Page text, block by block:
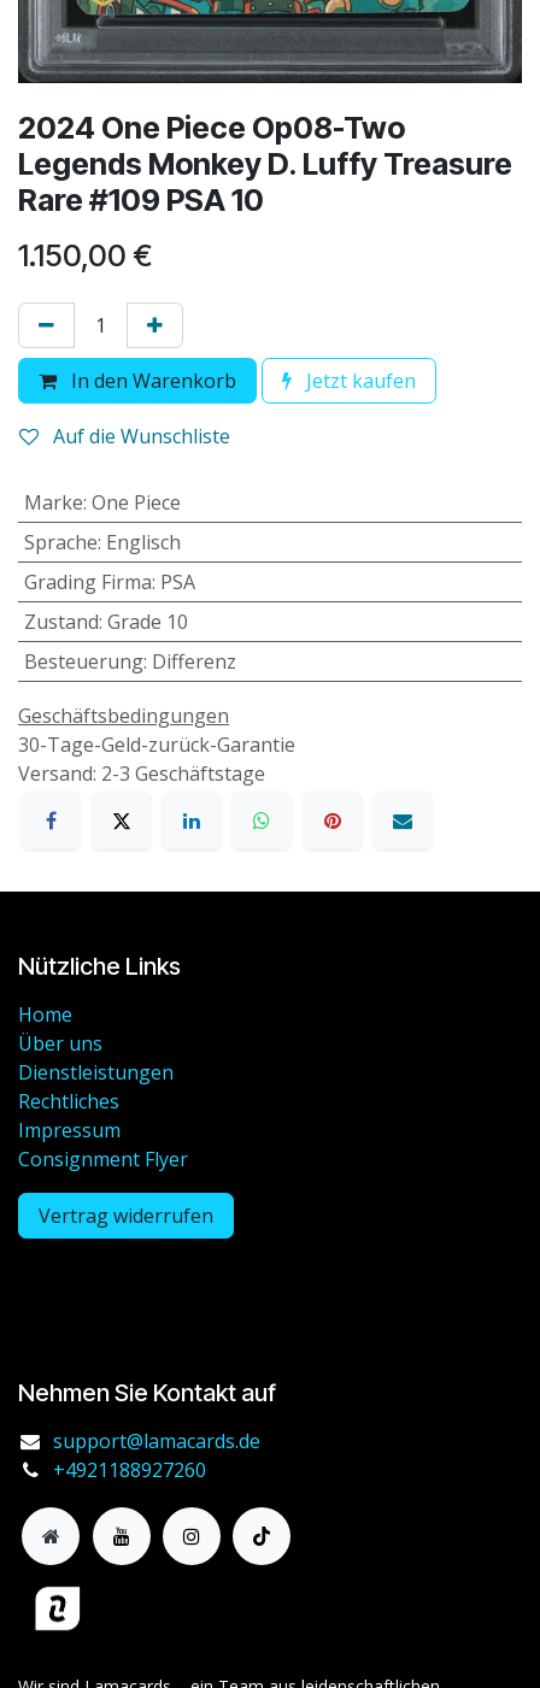
2024 One Piece Op08-Two
Legends Monkey D. Luffy Treasure
Rare #109 PSA 10
1.150,00 €
In den Warenkorb Jetzt kaufen
Auf die Wunschliste
Marke: One Piece
Sprache: Englisch
Grading Firma: PSA
Zustand: Grade 10
Besteuerung: Differenz
Geschäftsbedingungen
30-Tage-Geld-zurück-Garantie
Versand: 2-3 Geschäftstage
Nützliche Links
Home
Über uns
Dienstleistungen
Rechtliches
Impressum
Consignment Flyer
Vertrag widerrufen
Nehmen Sie Kontakt auf
support@lamacards.de
+4921188927260